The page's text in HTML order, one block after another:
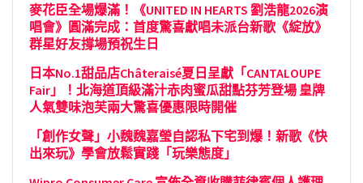
麥花臣全場爆滿！《UNITED IN HEARTS 劉浩龍2026演
唱會》圓滿完成：首度驚喜獻唱未派台新歌《綻放》
群星好友撐場預祝生日
日本No.1甜品店Châteraisé夏日呈獻「CANTALOUPE
Fair」！北海道頂級滿汁赤肉蜜瓜甜點芬芳登場 皇牌
人氣雙味泡芙兩大驚喜優惠限時開催
「創作女聲」小魏魏嘉瑩自認私下宅到爆！新歌《快
出來玩》學會放鬆實踐「玩樂態度」